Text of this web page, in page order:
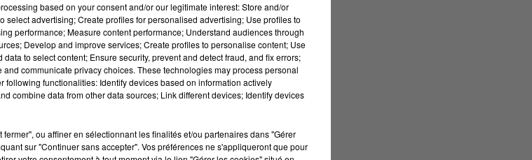
une citerne
(
10 000 litres d'eau, à hauteur du
based on your consent and/or our legitimate interest: Store and/or
select advertising; Create profiles for personalised advertising; Use profiles to
performance; Measure content performance; Understand audiences through
Develop and improve services; Create profiles to personalise content; Use
to select content; Ensure security, prevent and detect fraud, and fix errors;
communicate privacy choices. These technologies may process personal
following functionalities: Identify devices based on information actively
combine data from other data sources; Link different devices; Identify devices
ou affiner en sélectionnant les finalités et/ou partenaires dans "Gérer
sur "Continuer sans accepter". Vos préférences ne s'appliqueront que pour